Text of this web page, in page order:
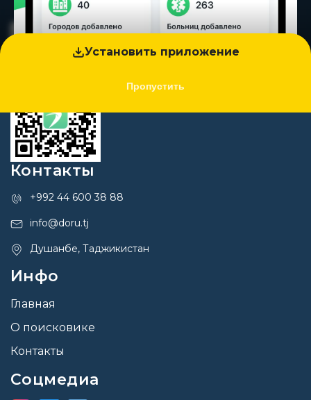
Установить приложение
Пропустить
Контакты
+992 44 600 38 88
info@doru.tj
Душанбе, Таджикистан
Инфо
Главная
О поисковике
Контакты
Соцмедиа